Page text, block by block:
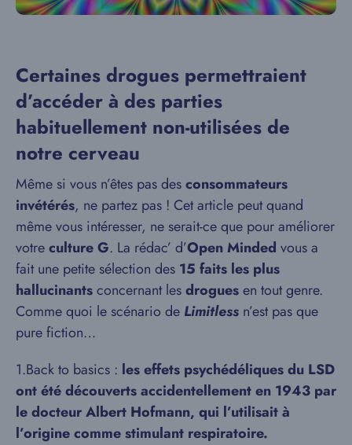
Certaines drogues permettraient
d’accéder à des parties
habituellement non-utilisées de
notre cerveau
Même si vous n’êtes pas desconsommateurs
invétérés, ne partez pas ! Cet article peut quand
même vous intéresser, ne serait-ce que pour améliorer
votreculture G. La rédac’ d’Open Minded vous a
fait une petite sélection des 15 faits les plus
hallucinantsconcernant lesdroguesen tout genre.
Comme quoi le scénario de Limitless n’est pas que
pure fiction…
1.Back to basics : les effets psychédéliques du LSD
ont été découverts accidentellement en 1943 par
le docteur Albert Hofmann, qui l’utilisait à
l’origine comme stimulant respiratoire.